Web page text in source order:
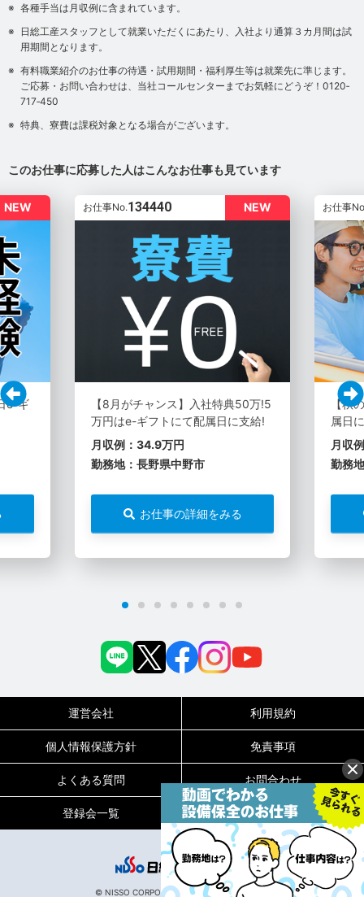
0120-717-450
平日9:00～19:00（土日祝は18:00まで）
各種手当は月収例に含まれています。
日総工産スタッフとして就業いただくにあたり、入社より通算３カ月間は試
用期間となります。
有料職業紹介のお仕事の待遇・試用期間・福利厚生等は就業先に準じます。
ご応募・お問い合わせは、当社コールセンターまでお気軽にどうぞ！0120‐
717‐450
特典、寮費は課税対象となる場合がございます。
このお仕事に応募した人はこんなお仕事も見ています
NEW
e-ギ
NEW
お仕事No.134440
【8月がチャンス】入社特典50万!5
万円はe-ギフトにて配属日に支給!
月収例：34.9万円
勤務地：長野県中野市
お仕事の詳細をみる
お仕事
【秋
属日
月収
勤務
運営会社 利用規約
個人情報保護方針 免責事項
よくある質問 お問合わせ
登録会一覧 メルマガ配信停止
© NISSO CORPORATION All Rights Reserved.